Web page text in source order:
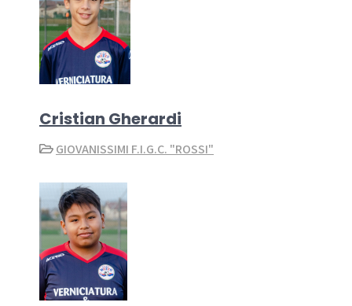
Cristian Gherardi
GIOVANISSIMI F.I.G.C. "ROSSI"